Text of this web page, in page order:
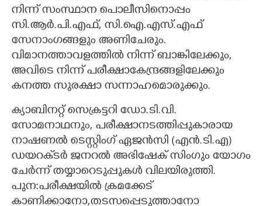
നിന്ന് സംസ്ഥാന പൊലീസിനൊപ്പം
സി.ആർ.പി.എഫ്, സി.ഐ.എസ്.എഫ്
സേനാംഗങ്ങളും അണിചേരും.
വിമാനത്താവളത്തിൽ നിന്ന് ബാങ്കിലേക്കും,
അവിടെ നിന്ന് പരീക്ഷാകേന്ദ്രങ്ങളിലേക്കും
കനത്ത സുരക്ഷാ സന്നാഹമൊരുക്കും.
ക്യാബിനറ്റ് സെക്രട്ടറി ഡോ.ടി.വി.
സോമനാഥനും, പരീക്ഷാനടത്തിപ്പുകാരായ
നാഷണൽ ടെസ്റ്റിംഗ് ഏജൻസി (എൻ.ടി.എ)
ഡയറക്‌ടർ ജനറൽ അഭിഷേക് സിംഗും യോഗം
ചേർന്ന് തയ്യാറെടുപ്പുകൾ വിലയിരുത്തി.
പുന:പരീക്ഷയിൽ ക്രമക്കേട്
കാണിക്കാനോ,തടസപ്പെടുത്താനോ